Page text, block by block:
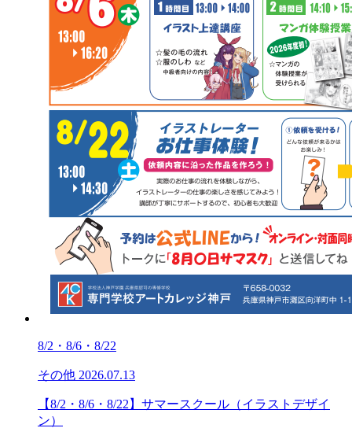
8/2・8/6・8/22
その他 2026.07.13
【8/2・8/6・8/22】サマースクール（イラストデザイ
ン）